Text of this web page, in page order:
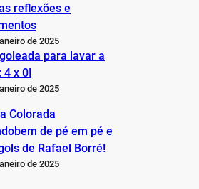
reflexões e
de 2025
para lavar a
4 x 0!
de 2025
Colorada
de pé em pé e
de Rafael Borré!
de 2025